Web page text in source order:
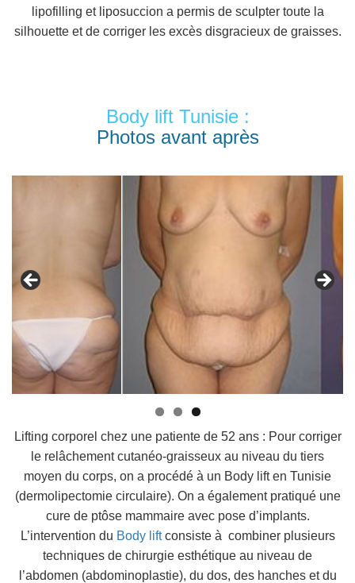
lipofilling et liposuccion a permis de sculpter toute la
silhouette et de corriger les excès disgracieux de graisses.
Body lift Tunisie :
Photos avant après
Lifting corporel chez une patiente de 52 ans : Pour corriger
le relâchement cutanéo-graisseux au niveau du tiers
moyen du corps, on a procédé à un Body lift en Tunisie
(dermolipectomie circulaire). On a également pratiqué une
cure de ptôse mammaire avec pose d’implants.
L’intervention du Body liftconsiste à combiner plusieurs
techniques de chirurgie esthétique au niveau de
l’abdomen (abdominoplastie), du dos, des hanches et du